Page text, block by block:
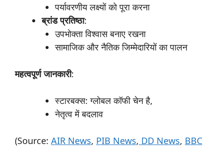
पर्यावरणीय लक्ष्यों को पूरा करना
ब्रांडप्रतिष्ठा:
उपभोक्ता विश्वास बनाए रखना
सामाजिक और नैतिक जिम्मेदारियों का पालन
महत्वपूर्णजानकारी:
स्टारबक्स: ग्लोबल कॉफी चेन है,
नेतृत्व में बदलाव
(Source: AIR News, PIB News, DD News, BBC